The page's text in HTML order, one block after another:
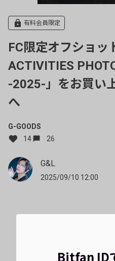
有料会員限定
FC限定オフショッ
ACTIVITIES
-2025-」をお買い
へ
G-GOODS
14
26
G&L
2025/09/10 12:00
Bitfan ID